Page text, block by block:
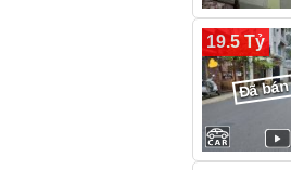
19.5 Tỷ
Đã bán